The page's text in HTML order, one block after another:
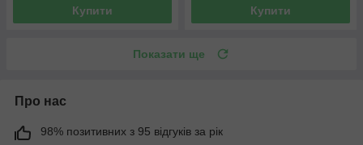
Купити Купити
Показати ще
Про нас
98% позитивних з 95 відгуків за рік